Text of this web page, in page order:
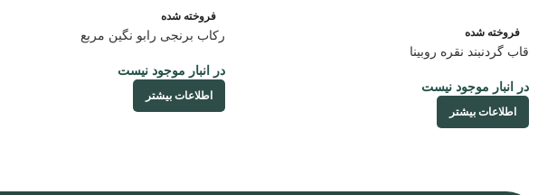
فروخته شده
قاب گردنبند نقره روبینا
در انبار موجود نیست
اطلاعات بیشتر
فروخته شده
رکاب برنجی رابو نگین مربع
در انبار موجود نیست
اطلاعات بیشتر